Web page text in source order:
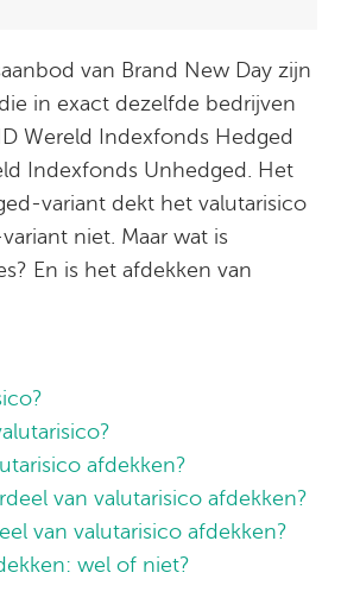
van Brand New Day zijn
in exact dezelfde bedrijven
Wereld Indexfonds Hedged
Indexfonds Unhedged. Het
variant dekt het valutarisico
niet. Maar wat is
En is het afdekken van
afdekken?
van valutarisico afdekken?
van valutarisico afdekken?
wel of niet?